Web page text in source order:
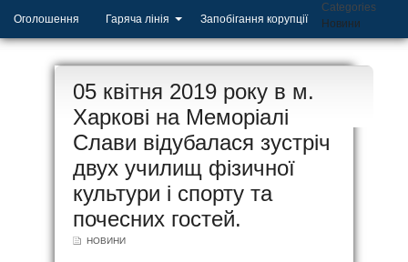
Оголошення Гаряча лінія Запобігання корупції
Categories
Новини
20
05 квітня 2019 року в м.
Харкові на Меморіалі
Слави відубалася зустріч
двух училищ фізичної
культури і спорту та
почесних гостей.
НОВИНИ